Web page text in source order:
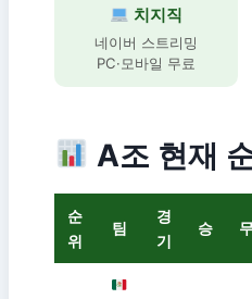
치지직
네이버 스트리밍
PC·모바일 무료
A조 현재
순
위
팀
경
기
승